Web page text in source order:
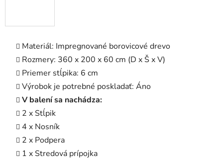
Materiál: Impregnované borovicové drevo
Rozmery: 360 x 200 x 60 cm (D x Š x V)
Priemer stĺpika: 6 cm
Výrobok je potrebné poskladať: Áno
V balení sa nachádza:
2 x Stĺpik
4 x Nosník
2 x Podpera
1 x Stredová prípojka